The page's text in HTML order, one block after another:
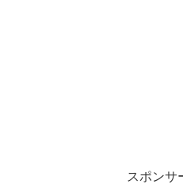
スポンサ